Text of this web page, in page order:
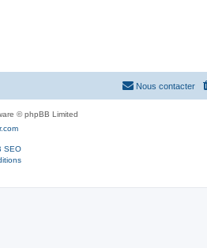
Nous contacter
© phpBB Limited
SEO